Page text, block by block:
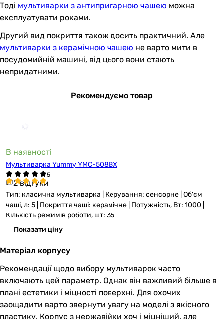
Тоді мультиварки з антипригарною чашею можна
експлуатувати роками.
Другий вид покриття також досить практичний. Але
мультиварки з керамічною чашею не варто мити в
посудомийній машині, від цього вони стають
непридатними.
Рекомендуємо товар
В наявності
Мультиварка Yummy YMC-508BX
2 відгуки
Тип: класична мультиварка | Керування: сенсорне | Об'єм
чаші, л: 5 | Покриття чаші: керамічне | Потужність, Вт: 1000 |
Кількість режимів роботи, шт: 35
Показати ціну
Матеріал корпусу
Рекомендації щодо вибору мультиварок часто
включають цей параметр. Однак він важливий більше в
плані естетики і міцності поверхні. Для охочих
заощадити варто звернути увагу на моделі з якісного
пластику. Корпус з нержавійки хоч і міцніший, але